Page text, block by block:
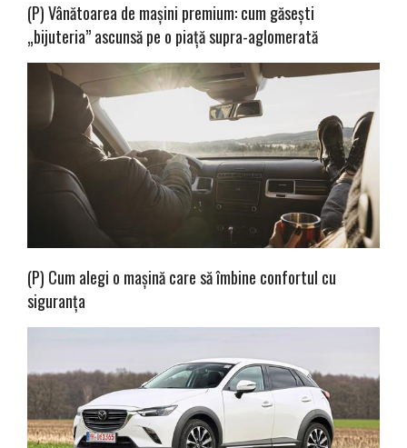
(P) Vânătoarea de mașini premium: cum găsești
„bijuteria” ascunsă pe o piață supra-aglomerată
(P) Cum alegi o mașină care să îmbine confortul cu
siguranța